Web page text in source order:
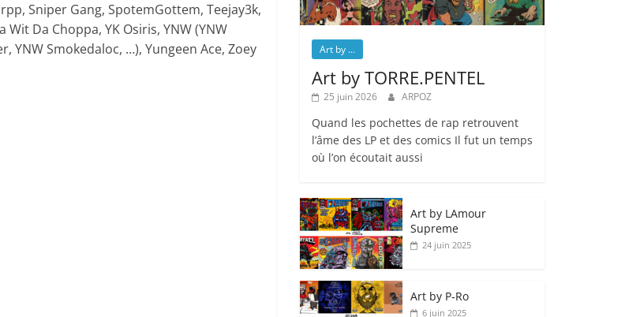
Sniper Gang, SpotemGottem, Teejay3k,
Da Choppa, YK Osiris, YNW (YNW
YNW Smokedaloc, …), Yungeen Ace, Zoey
Art by ...
Art by TORRE.PENTEL
25 juin 2026 ARPOZ
Quand les pochettes de rap retrouvent
l’âme des LP et des comics Il fut un temps
où l’on écoutait aussi
Art by LAmour
Supreme
24 juin 2025
Art by P‑Ro
6 juin 2025